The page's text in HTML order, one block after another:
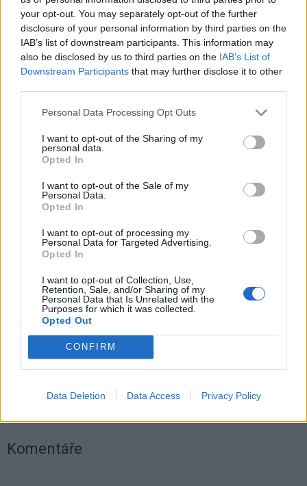
your opt-out. You may separately opt-out of the further
disclosure of your personal information by third parties on the
IAB’s list of downstream participants. This information may
also be disclosed by us to third parties on the IAB’s List of
Downstream Participants that may further disclose it to other
Personal Data Processing Opt Outs
I want to opt-out of the Sharing of my
personal data.
Opted In
I want to opt-out of the Sale of my
Personal Data.
Opted In
I want to opt-out of processing my
Personal Data for Targeted Advertising.
Opted In
I want to opt-out of Collection, Use,
Retention, Sale, and/or Sharing of my
Personal Data that Is Unrelated with the
Purposes for which it was collected.
Opted Out
CONFIRM
Data Deletion Data Access Privacy Policy
Komentáře